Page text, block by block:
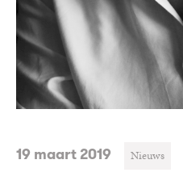
19 maart 2019 Nieuws